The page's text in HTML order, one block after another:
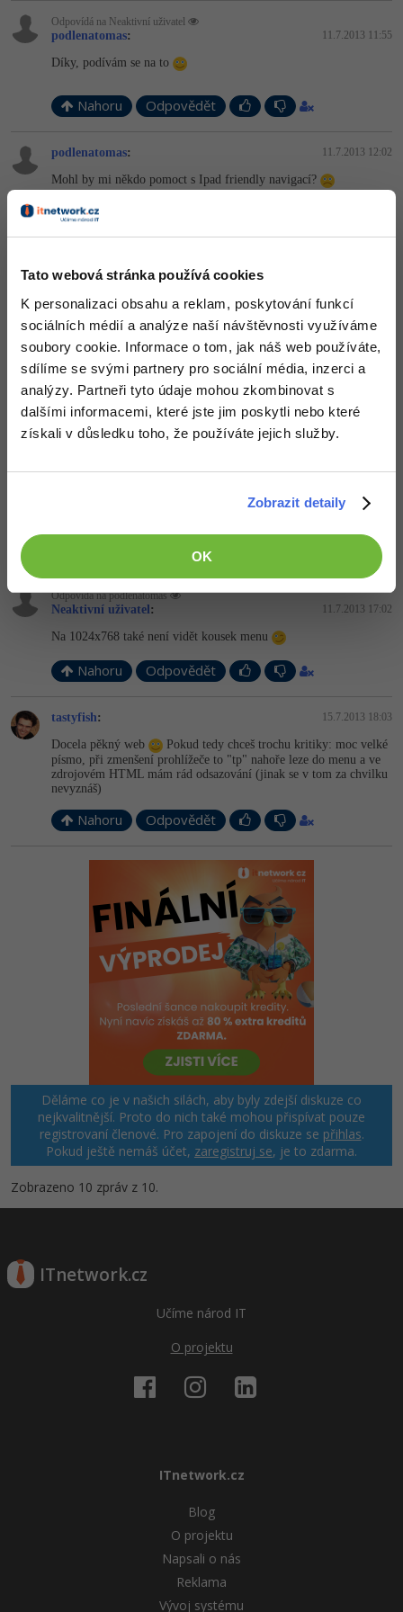
Tato webová stránka používá cookies
K personalizaci obsahu a reklam, poskytování funkcí
sociálních médií a analýze naší návštěvnosti využíváme
soubory cookie. Informace o tom, jak náš web používáte,
sdílíme se svými partnery pro sociální média, inzerci a
analýzy. Partneři tyto údaje mohou zkombinovat s
dalšími informacemi, které jste jim poskytli nebo které
získali v důsledku toho, že používáte jejich služby.
Zobrazit detaily
OK
Odpovídá na Neaktivní uživatel
podlenatomas: 11.7.2013 11:55
Díky, podívám se na to
Nahoru Odpovědět
podlenatomas: 11.7.2013 12:02
Mohl by mi někdo pomoct s Ipad friendly navigací?
Nahoru Odpovědět
Odpovídá na podlenatomas
Honza Bittner : 11.7.2013 12:14
Grafika není špatná ...
Z kódu bych vybral JS a dal ho do samostatného souboru ...
Možná bych také nedával takovou černou barvu, dnes frčí spíš
světlé weby
Nahoru Odpovědět
Kit: 11.7.2013 12:26
Vypadá to docela pěkně, ale v ukázce kódu v Notepad++ bych
Odpovídá na podlenatomas
Neaktivní uživatel : 11.7.2013 17:02
Na 1024x768 také není vidět kousek menu
Nahoru Odpovědět
tastyfish: 15.7.2013 18:03
Docela pěkný web
Pokud tedy chceš trochu kritiky: moc velké
písmo, při zmenšení prohlížeče to "tp" nahoře leze do menu a ve
zdrojovém HTML mám rád odsazování (jinak se v tom za chvilku
nevyznáš)
Nahoru Odpovědět
Děláme co je v našich silách, aby byly zdejší diskuze co
nejkvalitnější. Proto do nich také mohou přispívat pouze
registrovaní členové. Pro zapojení do diskuze se přihlas.
Pokud ještě nemáš účet, zaregistruj se, je to zdarma.
Zobrazeno 10 zpráv z 10.
ITnetwork.cz
Učíme národ IT
O projektu
ITnetwork.cz
Blog
O projektu
Napsali o nás
Reklama
Vývoj systému